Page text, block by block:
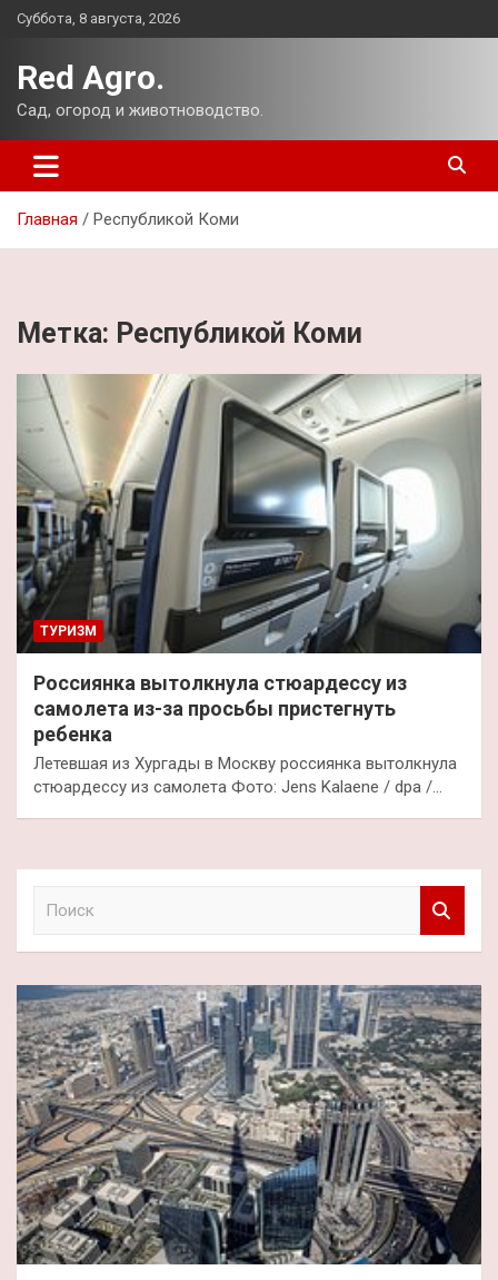
Перейти
Суббота, 8 августа, 2026
Red Agro.
Сад, огород и животноводство.
Главная Республикой Коми
Метка: Республикой Коми
ТУРИЗМ
Россиянка вытолкнула стюардессу из
самолета из-за просьбы пристегнуть
ребенка
Летевшая из Хургады в Москву россиянка вытолкнула
стюардессу из самолета Фото: Jens Kalaene / dpa /…
к